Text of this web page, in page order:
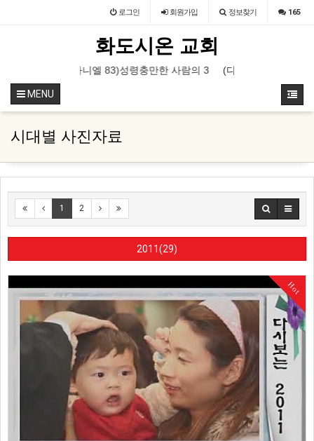
로그인 회원가입 정보찾기 165
화도시온 교회
(다니엘 82) 고통의 유익
MENU
시대별 사진자료
1 2
2011(29)
Hot